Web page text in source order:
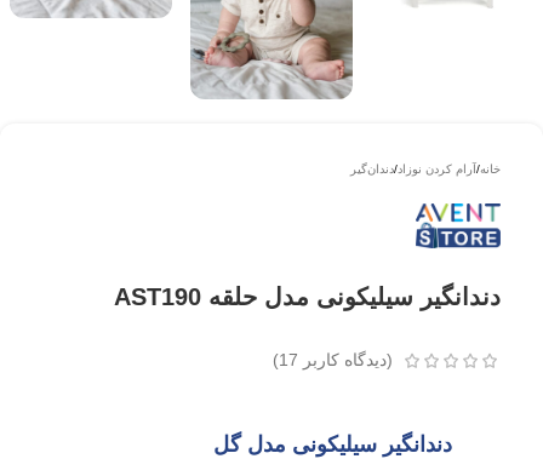
خانه/آرام کردن نوزاد/دندان‌گیر
دندانگیر سیلیکونی مدل حلقه AST190
(دیدگاه کاربر 17
)
دندانگیر سیلیکونی مدل گل